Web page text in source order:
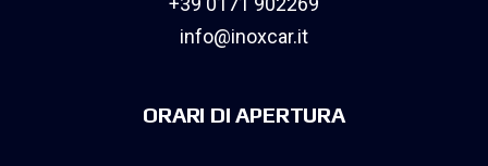
info@inoxcar.it
ORARI DI APERTURA